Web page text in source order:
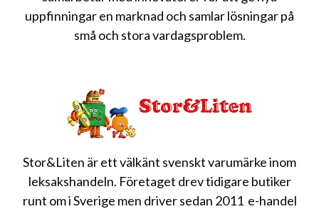
uppfinningar en marknad och samlar lösningar på
små och stora vardagsproblem.
Stor&Liten är ett välkänt svenskt varumärke inom
leksakshandeln. Företaget drev tidigare butiker
runt om i Sverige men driver sedan 2011 e-handel